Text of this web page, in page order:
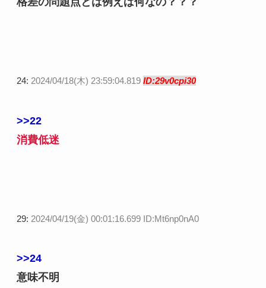
24: 2024/04/18(木) 23:59:04.819 ID:29v0cpi30
>>22
消費低迷
29: 2024/04/19(金) 00:01:16.699 ID:Mt6np0nA0
>>24
意味不明